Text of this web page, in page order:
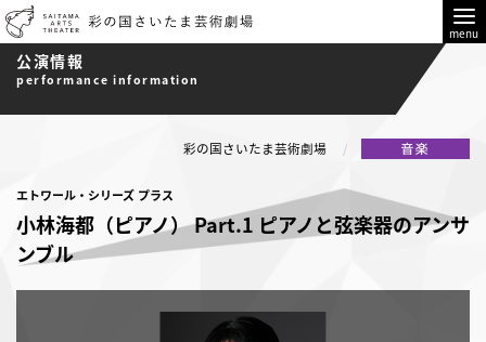
menu
公演情報
performance information
彩の国さいたま芸術劇場
エトワール・シリーズ プラス
小林海都（ピアノ） Part.1 ピアノと弦楽器のアンサ
ンブル